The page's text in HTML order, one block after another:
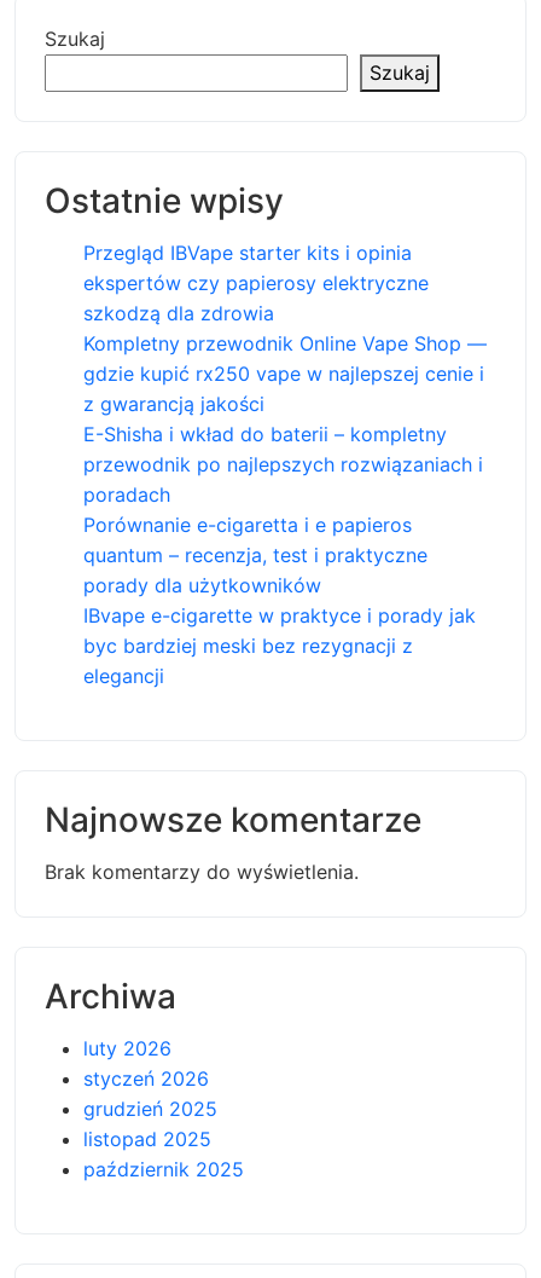
Szukaj
Szukaj
Ostatnie wpisy
Przegląd IBVape starter kits i opinia
ekspertów czy papierosy elektryczne
szkodzą dla zdrowia
Kompletny przewodnik Online Vape Shop —
gdzie kupić rx250 vape w najlepszej cenie i
z gwarancją jakości
E-Shisha i wkład do baterii – kompletny
przewodnik po najlepszych rozwiązaniach i
poradach
Porównanie e-cigaretta i e papieros
quantum – recenzja, test i praktyczne
porady dla użytkowników
IBvape e-cigarette w praktyce i porady jak
byc bardziej meski bez rezygnacji z
elegancji
Najnowsze komentarze
Brak komentarzy do wyświetlenia.
Archiwa
luty 2026
styczeń 2026
grudzień 2025
listopad 2025
październik 2025